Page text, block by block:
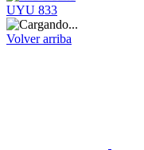
UYU 833
Volver arriba